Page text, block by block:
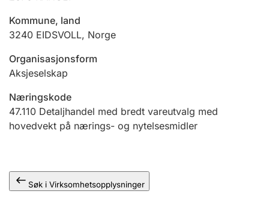
Ektepaktveileder
Offentlig sektor
Kommune, land
3240 EIDSVOLL, Norge
Organisasjonsform
Aksjeselskap
Næringskode
47.110 Detaljhandel med bredt vareutvalg med
hovedvekt på nærings- og nytelsesmidler
Søk i Virksomhetsopplysninger